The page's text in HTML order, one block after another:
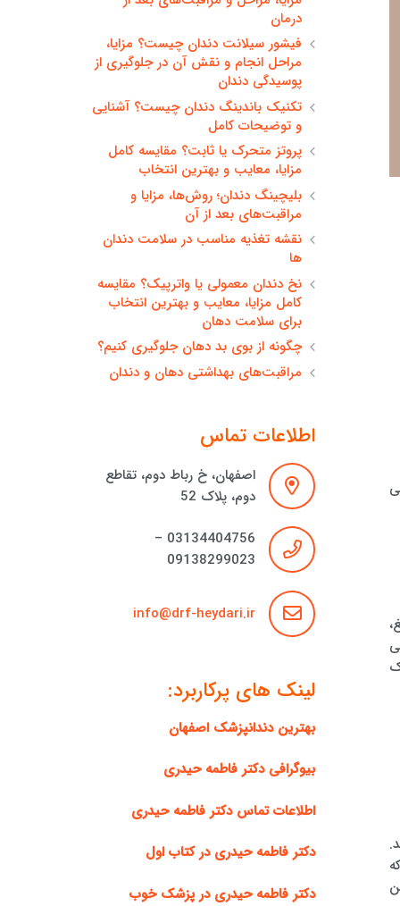
درمان
فیشور سیلانت دندان چیست؟ مزایا،
مراحل انجام و نقش آن در جلوگیری از
پوسیدگی دندان
تکنیک باندینگ دندان چیست؟ آشنایی
و توضیحات کامل
پروتز متحرک یا ثابت؟ مقایسه کامل
مزایا، معایب و بهترین انتخاب
بلیچینگ دندان؛ روش‌ها، مزایا و
مراقبت‌های بعد از آن
نقشه تغذیه مناسب در سلامت دندان
ها
نخ دندان معمولی یا واترپیک؟ مقایسه
کامل مزایا، معایب و بهترین انتخاب
برای سلامت دهان
چگونه از بوی بد دهان جلوگیری کنیم؟
مراقبت‌های بهداشتی دهان و دندان
اطلاعات تماس
اصفهان، خ رباط دوم، تقاطع
دوم، پلاک 52
03134404756 –
09138299023
info@drf-heydari.ir
لینک های پرکاربرد:
بهترین دندانپزشک اصفهان
بیوگرافی دکتر فاطمه حیدری
اطلاعات تماس دکتر فاطمه حیدری
دکتر فاطمه حیدری در کتاب اول
دکتر فاطمه حیدری در پزشک خوب